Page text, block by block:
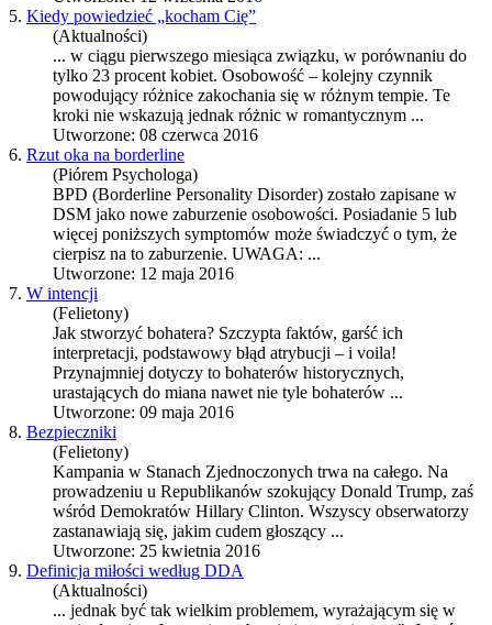
5. Kiedy powiedzieć „kocham Cię”
(Aktualności)
... w ciągu pierwszego miesiąca związku, w porównaniu do
tylko 23 procent kobiet. Osobowość – kolejny czynnik
powodujący różnice zakochania się w różnym tempie. Te
kroki nie wskazują jednak różnic w romantycznym ...
Utworzone: 08 czerwca 2016
6. Rzut oka na borderline
(Piórem Psychologa)
BPD (Borderline Personality Disorder) zostało zapisane w
DSM jako nowe zaburzenie osobowości. Posiadanie 5 lub
więcej poniższych symptomów może świadczyć o tym, że
cierpisz na to zaburzenie. UWAGA: ...
Utworzone: 12 maja 2016
7. W intencji
(Felietony)
Jak stworzyć bohatera? Szczypta faktów, garść ich
interpretacji, podstawowy błąd atrybucji – i voila!
Przynajmniej dotyczy to bohaterów historycznych,
urastających do miana nawet nie tyle bohaterów ...
Utworzone: 09 maja 2016
8. Bezpieczniki
(Felietony)
Kampania w Stanach Zjednoczonych trwa na całego. Na
prowadzeniu u Republikanów szokujący Donald Trump, zaś
wśród Demokratów Hillary Clinton. Wszyscy obserwatorzy
zastanawiają się, jakim cudem głoszący ...
Utworzone: 25 kwietnia 2016
9. Definicja miłości według DDA
(Aktualności)
... jednak być tak wielkim problemem, wyrażającym się w